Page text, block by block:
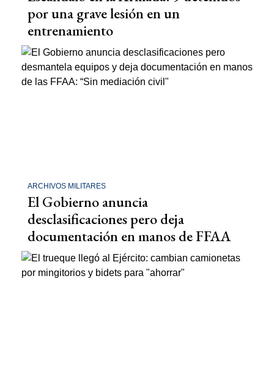
por una grave lesión en un
entrenamiento
ARCHIVOS MILITARES
El Gobierno anuncia
desclasificaciones pero deja
documentación en manos de FFAA